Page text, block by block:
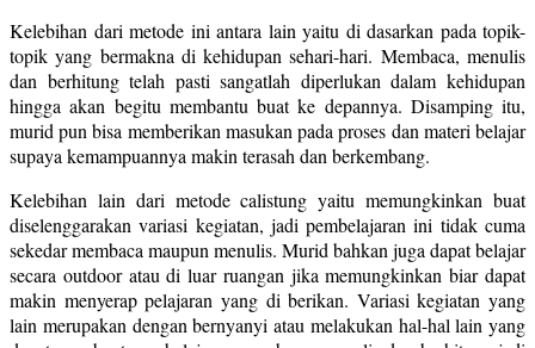
Kelebihan dari metode ini antara lain yaitu di dasarkan pada topik-
topik yang bermakna di kehidupan sehari-hari. Membaca, menulis
dan berhitung telah pasti sangatlah diperlukan dalam kehidupan
hingga akan begitu membantu buat ke depannya. Disamping itu,
murid pun bisa memberikan masukan pada proses dan materi belajar
supaya kemampuannya makin terasah dan berkembang.
Kelebihan lain dari metode calistung yaitu memungkinkan buat
diselenggarakan variasi kegiatan, jadi pembelajaran ini tidak cuma
sekedar membaca maupun menulis. Murid bahkan juga dapat belajar
secara outdoor atau di luar ruangan jika memungkinkan biar dapat
makin menyerap pelajaran yang di berikan. Variasi kegiatan yang
lain merupakan dengan bernyanyi atau melakukan hal-hal lain yang